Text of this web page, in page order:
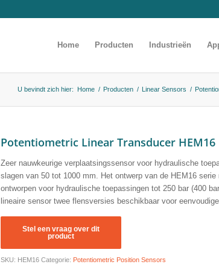
Home Producten Industrieën
U bevindt zich hier: Home / Producten / Linear Sensors /
Potentiometric Linear Transducer HEM16
Zeer nauwkeurige verplaatsingssensor voor hydraulische
slagen van 50 tot 1000 mm. Het ontwerp van de HEM16
ontworpen voor hydraulische toepassingen tot 250 bar (400
lineaire sensor twee flensversies beschikbaar voor
SKU: HEM16 Categorie: Potentiometric Position Sensors